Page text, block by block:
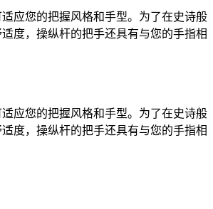
应您的把握风格和手型。为了在史诗般
度，操纵杆的把手还具有与您的手指相
应您的把握风格和手型。为了在史诗般
度，操纵杆的把手还具有与您的手指相